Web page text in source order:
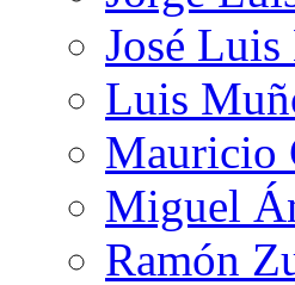
José
Luis
Mauricio
Miguel
Ramón